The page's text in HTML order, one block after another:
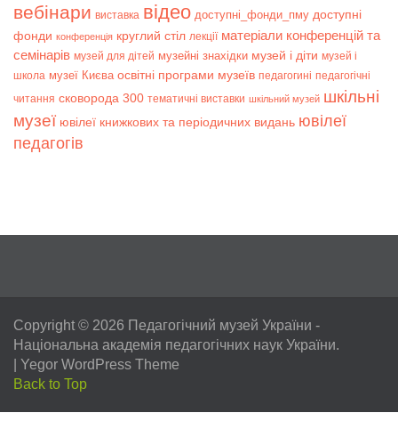
вебінари виставка відео доступні_фонди_пму доступні
фонди конференція круглий стіл лекції матеріали конференцій та
семінарів музей для дітей музейні знахідки музей і діти музей і
школа музеї Києва освітні програми музеїв педагогині педагогічні
читання сковорода 300 тематичні виставки шкільний музей шкільні
музеї ювілеї книжкових та періодичних видань ювілеї
педагогів
Copyright © 2026 Педагогічний музей України -
Національна академія педагогічних наук України.
Yegor WordPress Theme
Back to Top